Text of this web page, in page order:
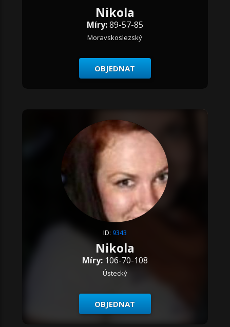
Nikola
Míry:89-57-85
Moravskoslezský
OBJEDNAT
ID: 9343
Nikola
Míry:106-70-108
Ústecký
OBJEDNAT